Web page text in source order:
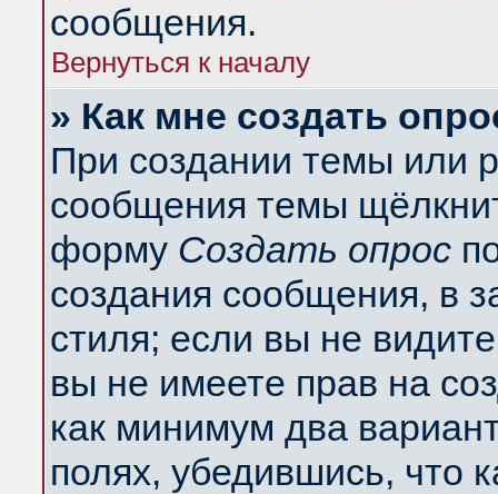
сообщения.
Вернуться к началу
» Как мне создать
При создании темы или
сообщения темы
форму Создать опрос
создания сообщения, в
стиля; если вы не
вы не имеете прав на
как минимум два
полях, убедившись, что